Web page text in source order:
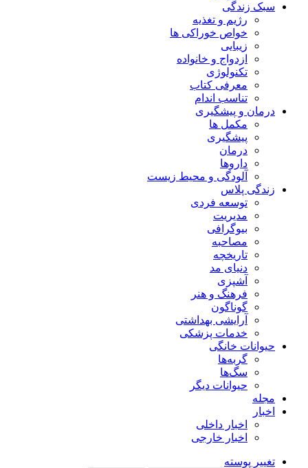
سبک زندگی
رژیم و تغذیه
خواص خوراکی ها
زیبایی
ازدواج و خانواده
تکنولوژی
معرفی کتاب
تناسب اندام
درمان و پیشگیری
مکمل ها
پیشگیری
درمان
داروها
آلودگی و محیط زیست
زندگی پلاس
توسعه فردی
مدیریت
بیوگرافی
مصاحبه
تاریخچه
دنیای مد
آشپزی
فرهنگ و هنر
گوناگون
آرایشی بهداشتی
خدمات پزشکی
حیوانات خانگی
گربه‌ها
سگ‌ها
حیوانات دیگر
مجله
اخبار
اخبار داخلی
اخبار خارجی
تغییر پوسته